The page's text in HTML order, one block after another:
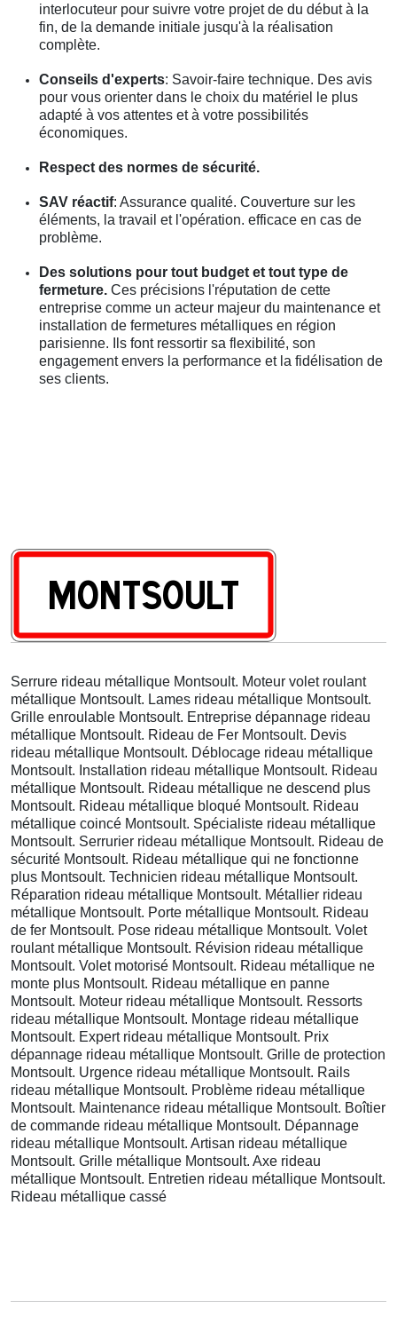
interlocuteur pour suivre votre projet de du début à la
fin, de la demande initiale jusqu'à la réalisation
complète.
Conseils d'experts: Savoir-faire technique. Des avis
pour vous orienter dans le choix du matériel le plus
adapté à vos attentes et à votre possibilités
économiques.
Respect des normes de sécurité.
SAV réactif: Assurance qualité. Couverture sur les
éléments, la travail et l'opération. efficace en cas de
problème.
Des solutions pour tout budget et tout type de
fermeture. Ces précisions l'réputation de cette
entreprise comme un acteur majeur du maintenance et
installation de fermetures métalliques en région
parisienne. Ils font ressortir sa flexibilité, son
engagement envers la performance et la fidélisation de
ses clients.
Serrure rideau métallique Montsoult. Moteur volet roulant
métallique Montsoult. Lames rideau métallique Montsoult.
Grille enroulable Montsoult. Entreprise dépannage rideau
métallique Montsoult. Rideau de Fer Montsoult. Devis
rideau métallique Montsoult. Déblocage rideau métallique
Montsoult. Installation rideau métallique Montsoult. Rideau
métallique Montsoult. Rideau métallique ne descend plus
Montsoult. Rideau métallique bloqué Montsoult. Rideau
métallique coincé Montsoult. Spécialiste rideau métallique
Montsoult. Serrurier rideau métallique Montsoult. Rideau de
sécurité Montsoult. Rideau métallique qui ne fonctionne
plus Montsoult. Technicien rideau métallique Montsoult.
Réparation rideau métallique Montsoult. Métallier rideau
métallique Montsoult. Porte métallique Montsoult. Rideau
de fer Montsoult. Pose rideau métallique Montsoult. Volet
roulant métallique Montsoult. Révision rideau métallique
Montsoult. Volet motorisé Montsoult. Rideau métallique ne
monte plus Montsoult. Rideau métallique en panne
Montsoult. Moteur rideau métallique Montsoult. Ressorts
rideau métallique Montsoult. Montage rideau métallique
Montsoult. Expert rideau métallique Montsoult. Prix
dépannage rideau métallique Montsoult. Grille de protection
Montsoult. Urgence rideau métallique Montsoult. Rails
rideau métallique Montsoult. Problème rideau métallique
Montsoult. Maintenance rideau métallique Montsoult. Boîtier
de commande rideau métallique Montsoult. Dépannage
rideau métallique Montsoult. Artisan rideau métallique
Montsoult. Grille métallique Montsoult. Axe rideau
métallique Montsoult. Entretien rideau métallique Montsoult.
Rideau métallique cassé